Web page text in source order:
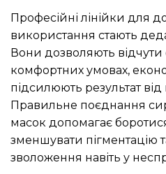
Професійні лінійки для
використання стають
Вони дозволяють
комфортних умовах,
підсилюють результат від
Правильне поєднання
масок допомагає
зменшувати пігментацію
зволоження навіть у